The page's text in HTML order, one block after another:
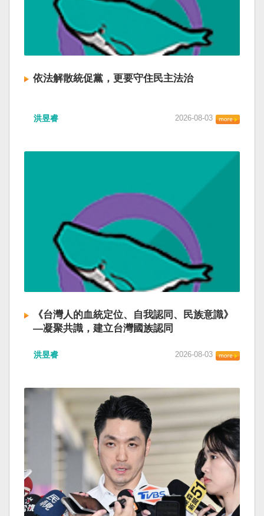
依法解散統促黨，更要守住民主法治
洪昱睿 2026-08-03
《台灣人的血統定位、自我認同、民族意識》
—凝聚共識，建立台灣國族認同
洪昱睿 2026-08-03